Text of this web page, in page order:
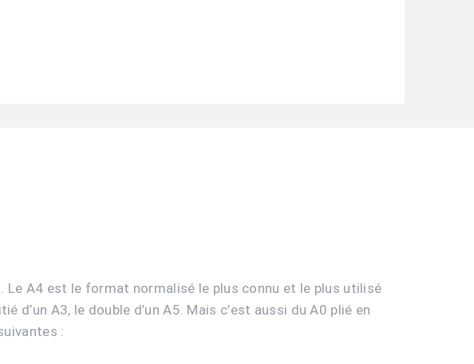
Le A4 est le format normalisé le plus connu et le plus utilisé
A3, le double d’un A5. Mais c’est aussi du A0 plié en
: